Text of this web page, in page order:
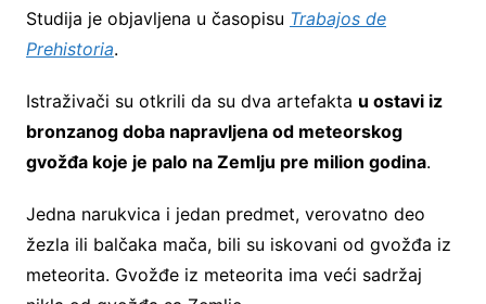
Studija je objavljena u časopisu Trabajos de
Prehistoria.
Istraživači su otkrili da su dva artefakta u ostavi iz
bronzanog doba napravljena od meteorskog
gvožđa koje je palo na Zemlju pre milion godina.
Jedna narukvica i jedan predmet, verovatno deo
žezla ili balčaka mača, bili su iskovani od gvožđa iz
meteorita. Gvožđe iz meteorita ima veći sadržaj